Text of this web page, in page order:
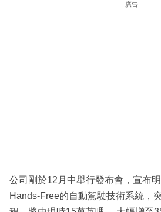
廣告
公司剛於12月中舉行發布會，宣布
Hands-Free的自動駕駛技術系統，